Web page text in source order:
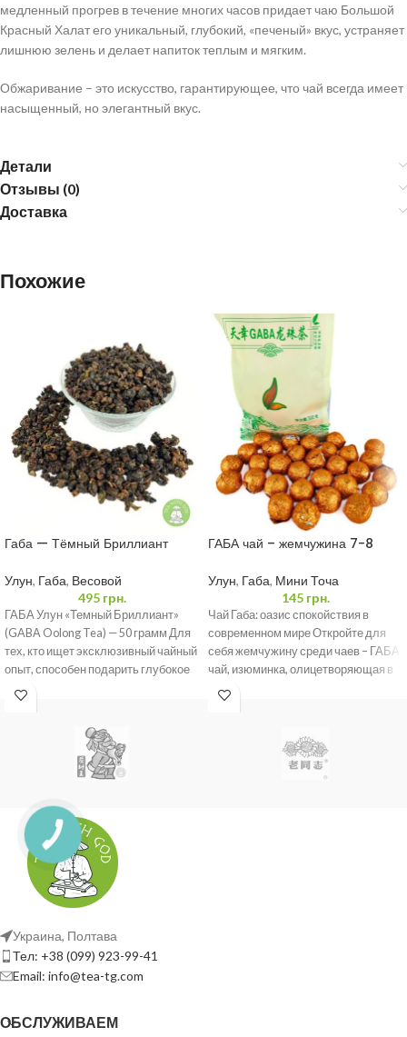
медленный прогрев в течение многих часов придает чаю Большой
Красный Халат его уникальный, глубокий, «печеный» вкус, устраняет
лишнюю зелень и делает напиток теплым и мягким.
Обжаривание – это искусство, гарантирующее, что чай всегда имеет
насыщенный, но элегантный вкус.
Детали
Отзывы (0)
Доставка
Похожие
Габа — Тёмный Бриллиант
Улун, Габа, Весовой
495грн.
ГАБА Улун «Темный Бриллиант»
(GABA Oolong Tea) — 50 грамм Для
тех, кто ищет эксклюзивный чайный
опыт, способен подарить глубокое
ГАБА чай – жемчужина 7-8
Улун, Габа, Мини Точа
145грн.
Чай Габа: оазис спокойствия в
современном мире Откройте для
себя жемчужину среди чаев – ГАБА
чай, изюминка, олицетворяющая в
себе
Украина, Полтава
Тел: +38 (099) 923-99-41
Email: info@tea-tg.com
ОБСЛУЖИВАЕМ